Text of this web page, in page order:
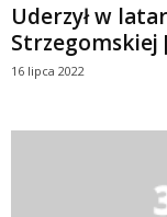
Uderzył w
Strzegomskiej
16 lipca 2022